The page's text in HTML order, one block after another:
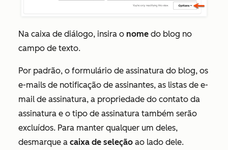
Na caixa de diálogo, insira o nome do blog no
campo de texto.
Por padrão, o formulário de assinatura do blog, os
e-mails de notificação de assinantes, as listas de e-
mail de assinatura, a propriedade do contato da
assinatura e o tipo de assinatura também serão
excluídos. Para manter qualquer um deles,
desmarque a caixa de seleção ao lado dele.